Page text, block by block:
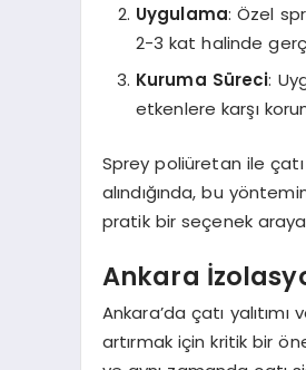
Uygulama: Özel
2-3 kat halinde
Kuruma Süreci:
etkenlere karşı
Sprey poliüretan ile çatı
alındığında, bu
pratik bir seçenek
Ankara
Ankara’da çatı
artırmak için kritik bir